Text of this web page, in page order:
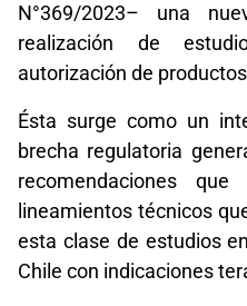
N°369/2023– una
realización de
autorización de
Ésta surge como un
brecha regulatoria
recomendaciones
lineamientos técnicos
esta clase de estudios
Chile con indicaciones